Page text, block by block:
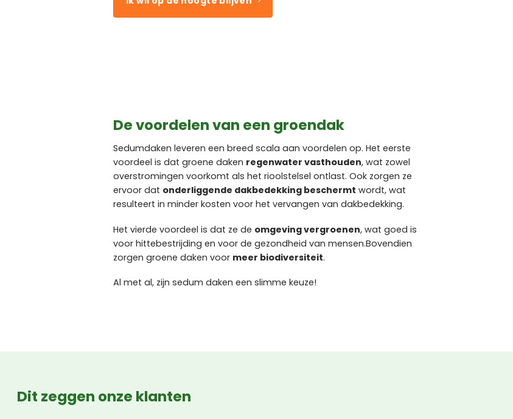
De voordelen van een groendak
Sedumdaken leveren een breed scala aan voordelen op. Het eerste
voordeel is dat groene daken regenwater vasthouden, wat zowel
overstromingen voorkomt als het rioolstelsel ontlast. Ook zorgen ze
ervoor dat onderliggende dakbedekking beschermt wordt, wat
resulteert in minder kosten voor het vervangen van dakbedekking.
Het vierde voordeel is dat ze de omgeving vergroenen, wat goed is
voor hittebestrijding en voor de gezondheid van mensen.Bovendien
zorgen groene daken voor meer biodiversiteit.
Al met al, zijn sedum daken een slimme keuze!
Dit zeggen onze klanten